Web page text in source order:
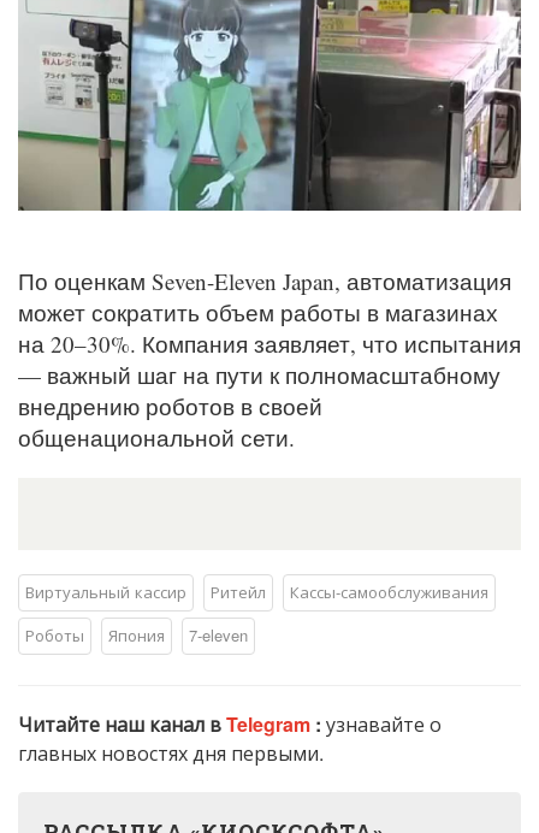
По оценкам Seven-Eleven Japan, автоматизация
может сократить объем работы в магазинах
на 20–30%. Компания заявляет, что испытания
— важный шаг на пути к полномасштабному
внедрению роботов в своей
общенациональной сети.
Виртуальный кассир Ритейл
Кассы-самообслуживания
Роботы
Япония 7-eleven
Читайте наш канал вTelegram : узнавайте о
главных новостях дня первыми.